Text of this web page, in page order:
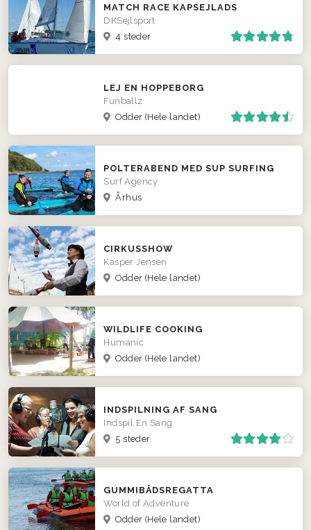
MATCH RACE KAPSEJLADS
DKSejlsport
4 steder
LEJ EN HOPPEBORG
Funballz
Odder (Hele landet)
POLTERABEND MED SUP SURFING
Surf Agency
Århus
CIRKUSSHOW
Kasper Jensen
Odder (Hele landet)
WILDLIFE COOKING
Humanic
Odder (Hele landet)
INDSPILNING AF SANG
Indspil En Sang
5 steder
GUMMIBÅDSREGATTA
World of Adventure
Odder (Hele landet)